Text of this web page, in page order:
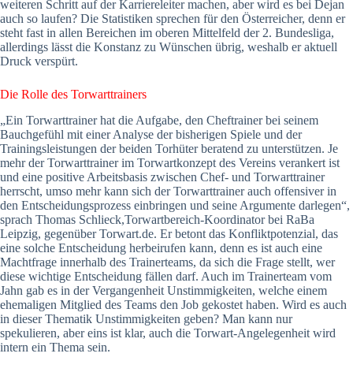
weiteren Schritt auf der Karriereleiter machen, aber wird es bei Dejan
auch so laufen? Die Statistiken sprechen für den Österreicher, denn er
steht fast in allen Bereichen im oberen Mittelfeld der 2. Bundesliga,
allerdings lässt die Konstanz zu Wünschen übrig, weshalb er aktuell
Druck verspürt.
Die Rolle des Torwarttrainers
„Ein Torwarttrainer hat die Aufgabe, den Cheftrainer bei seinem
Bauchgefühl mit einer Analyse der bisherigen Spiele und der
Trainingsleistungen der beiden Torhüter beratend zu unterstützen. Je
mehr der Torwarttrainer im Torwartkonzept des Vereins verankert ist
und eine positive Arbeitsbasis zwischen Chef- und Torwarttrainer
herrscht, umso mehr kann sich der Torwarttrainer auch offensiver in
den Entscheidungsprozess einbringen und seine Argumente darlegen“,
sprach Thomas Schlieck,Torwartbereich-Koordinator bei RaBa
Leipzig, gegenüber Torwart.de. Er betont das Konfliktpotenzial, das
eine solche Entscheidung herbeirufen kann, denn es ist auch eine
Machtfrage innerhalb des Trainerteams, da sich die Frage stellt, wer
diese wichtige Entscheidung fällen darf. Auch im Trainerteam vom
Jahn gab es in der Vergangenheit Unstimmigkeiten, welche einem
ehemaligen Mitglied des Teams den Job gekostet haben. Wird es auch
in dieser Thematik Unstimmigkeiten geben? Man kann nur
spekulieren, aber eins ist klar, auch die Torwart-Angelegenheit wird
intern ein Thema sein.